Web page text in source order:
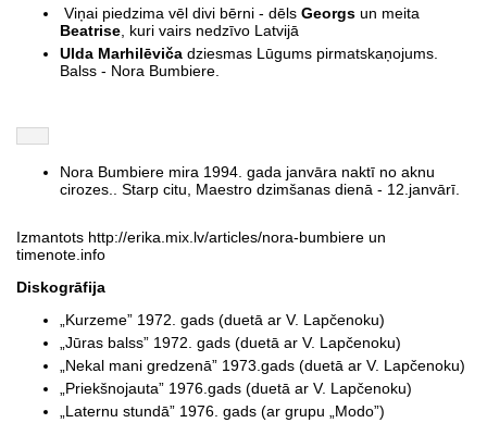
Viņai piedzima vēl divi bērni - dēls Georgs un meita
Beatrise , kuri vairs nedzīvo Latvijā
Ulda Marhilēviča dziesmas Lūgums pirmatskaņojums.
Balss - Nora Bumbiere.
Nora Bumbiere mira 1994. gada janvāra naktī no aknu
cirozes.. Starp citu, Maestro dzimšanas dienā - 12.janvārī.
Izmantots http://erika.mix.lv/articles/nora-bumbiere un
timenote.info
Diskogrāfija
„Kurzeme” 1972. gads (duetā ar V. Lapčenoku)
„Jūras balss” 1972. gads (duetā ar V. Lapčenoku)
„Nekal mani gredzenā” 1973.gads (duetā ar V. Lapčenoku)
„Priekšnojauta” 1976.gads (duetā ar V. Lapčenoku)
„Laternu stundā” 1976. gads (ar grupu „Modo”)